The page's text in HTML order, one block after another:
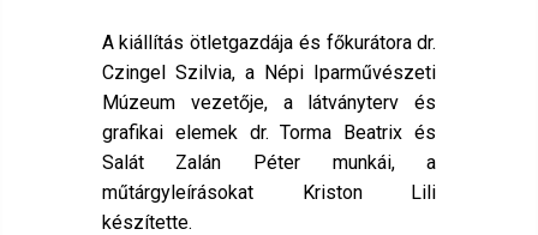
A kiállítás ötletgazdája és főkurátora dr.
Czingel Szilvia, a Népi Iparművészeti
Múzeum vezetője, a látványterv és
grafikai elemek dr. Torma Beatrix és
Salát Zalán Péter munkái, a
műtárgyleírásokat Kriston Lili
készítette.